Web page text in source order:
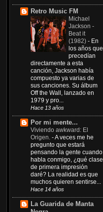
Retro Music FM
Michael
Jackson -
Beat it
(1982) - En
los años que
precedían
directamente a esta
canción, Jackson había
compuesto ya varias de
sus canciones. Su álbum
Off the Wall, lanzado en
1979 y pro...
Hace 13 años
Por mi mente...
Viviendo awkward: El
Origen. -A veces me he
pregunto que estará
pensando la gente cuando
habla conmigo, ¿qué clase
de primera impresión
daré? La realidad es que
muchos quieren sentirse...
Hace 14 años
La Guarida de Manta